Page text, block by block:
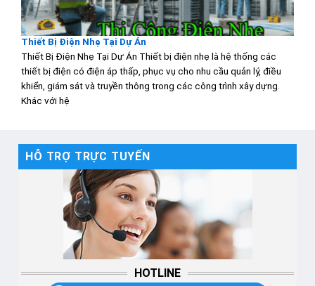
HỖ TRỢ TRỰC TUYẾN
HOTLINE
Thiết Bị Điện Nhẹ Tại Dự Án
Thiết Bị Điện Nhẹ Tại Dự Án Thiết bị điện nhẹ là hệ thống các
thiết bị điện có điện áp thấp, phục vụ cho nhu cầu quản lý, điều
khiển, giám sát và truyền thông trong các công trình xây dựng.
Khác với hệ